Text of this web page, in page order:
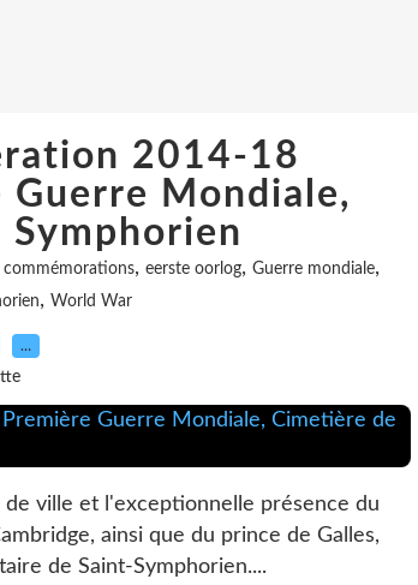
2014-18
Guerre Mondiale,
commémorations, eerste oorlog, Guerre mondiale,
, World War
…
ville et l'exceptionnelle présence du
ainsi que du prince de Galles,
de Saint-Symphorien....